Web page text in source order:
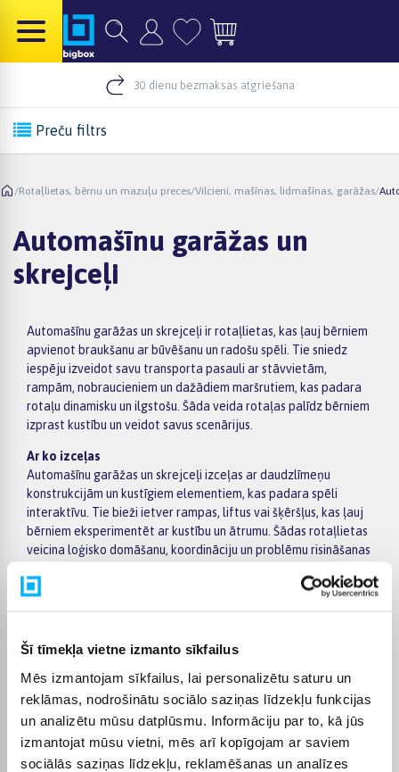
Šī tīmekļa vietne izmanto sīkfailus
Mēs izmantojam sīkfailus, lai personalizētu saturu un
reklāmas, nodrošinātu sociālo saziņas līdzekļu funkcijas
un analizētu mūsu datplūsmu. Informāciju par to, kā jūs
izmantojat mūsu vietni, mēs arī kopīgojam ar saviem
sociālās saziņas līdzekļu, reklamēšanas un analīzes
30 dienu bezmaksas atgriešana
Preču filtrs
/Rotaļlietas, bērnu un mazuļu preces/Vilcieni, mašīnas, lidmašīnas, garāžas/
Automašīnu garāžas un
skrejceļi
Automašīnu garāžas un skrejceļi ir rotaļlietas, kas ļauj bērniem
apvienot braukšanu ar būvēšanu un radošu spēli. Tie sniedz
iespēju izveidot savu transporta pasauli ar stāvvietām,
rampām, nobraucieniem un dažādiem maršrutiem, kas padara
rotaļu dinamisku un ilgstošu. Šāda veida rotaļas palīdz bērniem
izprast kustību un veidot savus scenārijus.
Ar ko izceļas
Automašīnu garāžas un skrejceļi izceļas ar daudzlīmeņu
konstrukcijām un kustīgiem elementiem, kas padara spēli
interaktīvu. Tie bieži ietver rampas, liftus vai šķēršļus, kas ļauj
bērniem eksperimentēt ar kustību un ātrumu. Šādas rotaļlietas
veicina loģisko domāšanu, koordināciju un problēmu risināšanas
Veidi un izvēle
elementiem. Pieejami gan vienkārši modeļi mazākiem bērniem,
gan sarežģītāki komplekti ar vairākām funkcijām un
paplašināšanas iespējām. Izvēloties, svarīgi ņemt vērā bērna
komplektu var paplašināt nākotnē.
Kam piemēroti